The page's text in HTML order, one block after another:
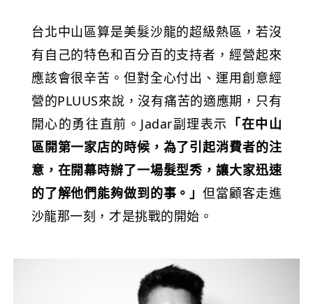
台北中山區算是美髮沙龍的超級熱區，若沒
有自己的特色和百分百的支持者，經營起來
應該會很辛苦。但對全心付出、運用創意經
營的PLUUS來說，沒有痛苦的適應期，只有
開心的勇往直前。Jadar副理表示 「在中山
區開第一家店的時候，為了引起消費者的注
意，在開幕時辦了一場髮型秀，讓大家迅速
的了解他們能夠做到的事。」但當顧客走進
沙龍那一刻，才是挑戰的開始。